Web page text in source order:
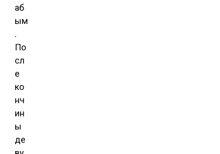
аб
ым
.
По
сл
е
ко
нч
ин
ы
де